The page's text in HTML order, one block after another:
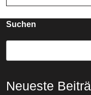
Suchen
Neueste